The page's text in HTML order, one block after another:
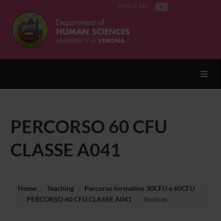
Segui su
PERCORSO 60 CFU
CLASSE A041
Home Teaching
Percorso formativo 30CFU e 60CFU
PERCORSO 60 CFU CLASSE A041
Notices